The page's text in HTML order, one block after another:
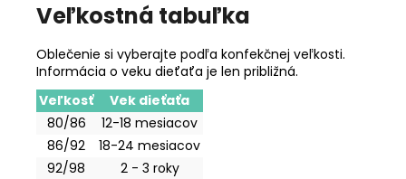
Veľkostná tabuľka
Oblečenie si vyberajte podľa konfekčnej veľkosti.
Informácia o veku dieťaťa je len približná.
Veľkosť
Vek dieťaťa
80/86
12-18 mesiacov
86/92
18-24 mesiacov
92/98
2 - 3 roky